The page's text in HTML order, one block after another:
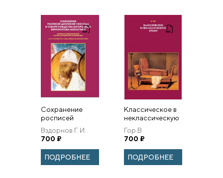
Сохранение
росписей
Дионисия 1502
года в соборе
Рождества
Богородицы
Ферапонтова
Вздорнов Г. И.
700 ₽
ПОДРОБНЕЕ
Классическое в
неклассическую
эпоху.
Эстетические
аспекты
модификации
языка
Гор В
700 ₽
ПОДРОБНЕЕ